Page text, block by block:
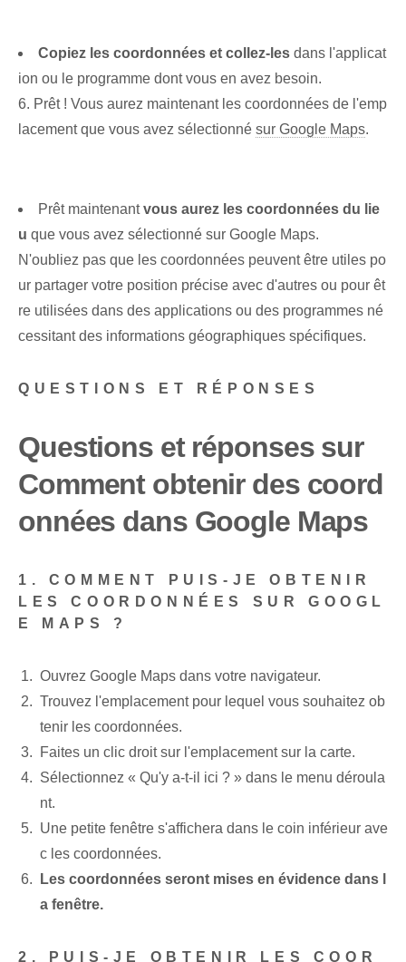
Copiez les coordonnées et collez-les dans l'applicat
ion ou le programme dont vous en avez besoin.
6. Prêt ! Vous aurez maintenant les coordonnées de l'emp
lacement que vous avez sélectionné sur Google Maps.
Prêt maintenantvous aurez les coordonnées du lie
u que vous avez sélectionné⁤ sur Google Maps.
N'oubliez pas que les coordonnées peuvent être utiles po
ur partager votre position précise avec d'autres ou pour êt
re utilisées dans des applications ou des programmes né
cessitant des informations géographiques spécifiques. ‌
QUESTIONS ET RÉPONSES
Questions et réponses sur ⁤
Comment obtenir des coord
onnées dans Google Maps
1. COMMENT PUIS-JE OBTENIR
LES COORDONNÉES SUR GOOGL
E MAPS ?
Ouvrez Google Maps dans votre navigateur.
Trouvez l'emplacement pour lequel vous souhaitez ob
tenir les coordonnées. ‌
Faites un clic droit sur l'emplacement sur la carte.
Sélectionnez « Qu'y a-t-il ici ? » dans le menu déroula
nt.
Une petite fenêtre s'affichera dans le coin inférieur ave
c les coordonnées. ⁤
Les coordonnées seront mises en évidence dans l
a fenêtre.
2. PUIS-JE OBTENIR LES COOR